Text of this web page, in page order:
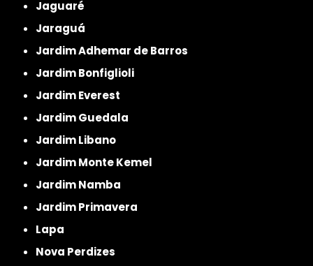
Jaguaré
Jaraguá
Jardim Adhemar de Barros
Jardim Bonfiglioli
Jardim Everest
Jardim Guedala
Jardim Libano
Jardim Monte Kemel
Jardim Namba
Jardim Primavera
Lapa
Nova Perdizes